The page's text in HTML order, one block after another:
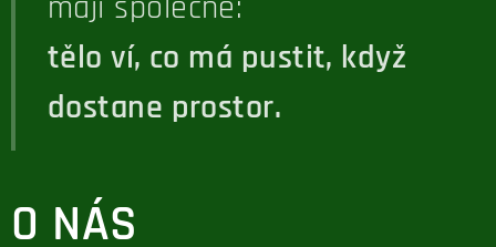
tělo ví, co má pustit, když
dostane prostor.
O NÁS